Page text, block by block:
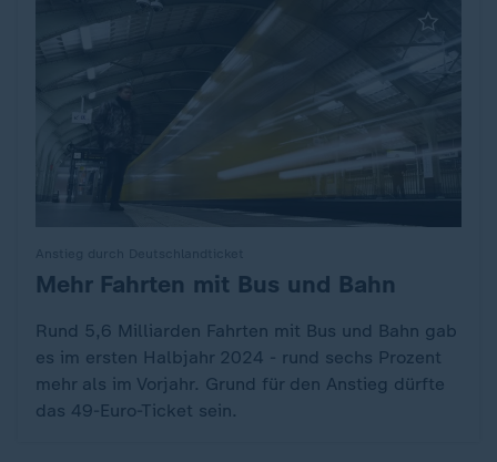
:Mehr Fahrten mit Bus und Bahn
Rund 5,6 Milliarden Fahrten mit Bus und Bahn gab
es im ersten Halbjahr 2024 - rund sechs Prozent
mehr als im Vorjahr. Grund für den Anstieg dürfte
das 49-Euro-Ticket sein.